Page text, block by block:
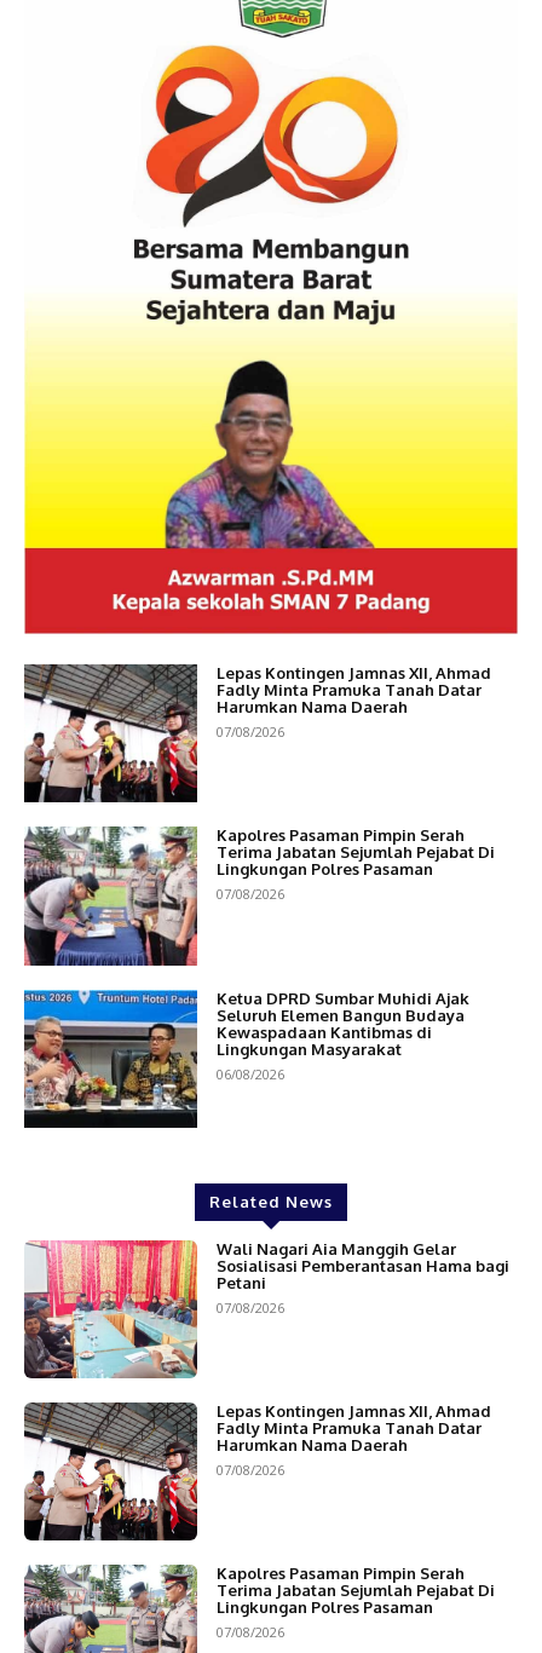
Lepas Kontingen Jamnas XII, Ahmad
Fadly Minta Pramuka Tanah Datar
Harumkan Nama Daerah
07/08/2026
Kapolres Pasaman Pimpin Serah
Terima Jabatan Sejumlah Pejabat Di
Lingkungan Polres Pasaman
07/08/2026
Ketua DPRD Sumbar Muhidi Ajak
Seluruh Elemen Bangun Budaya
Kewaspadaan Kantibmas di
Lingkungan Masyarakat
06/08/2026
Related News
Wali Nagari Aia Manggih Gelar
Sosialisasi Pemberantasan Hama bagi
Petani
07/08/2026
Lepas Kontingen Jamnas XII, Ahmad
Fadly Minta Pramuka Tanah Datar
Harumkan Nama Daerah
07/08/2026
Kapolres Pasaman Pimpin Serah
Terima Jabatan Sejumlah Pejabat Di
Lingkungan Polres Pasaman
07/08/2026